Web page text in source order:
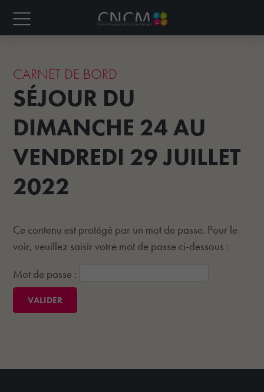
CARNET DE BORD
SÉJOUR DU
DIMANCHE 24 AU
VENDREDI 29 JUILLET
2022
Ce contenu est protégé par un mot de passe. Pour le
voir, veuillez saisir votre mot de passe ci-dessous :
Mot de passe :